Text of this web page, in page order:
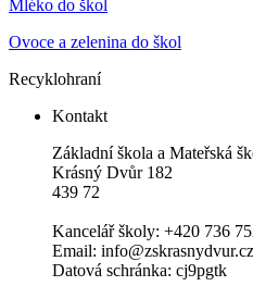
Mléko do škol
Ovoce a zelenina do škol
Recyklohraní
Kontakt
Základní škola a Mateřská
Krásný Dvůr 182
439 72
Kancelář školy: +420 736
Email: info@zskrasnydvur.cz
Datová schránka: cj9pgtk